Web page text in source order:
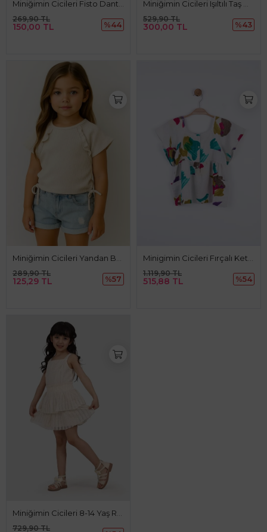
150,00 TL
269,90 TL
%44 300,00 TL
529,90 TL
%43
125,29 TL
289,90 TL
%57 515,88 TL
1.119,90 TL
%54
729,90 TL